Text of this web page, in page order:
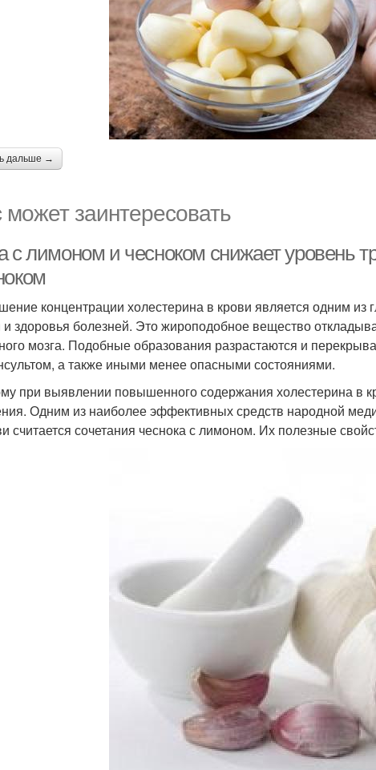
дальше →
заинтересовать
с лимоном и чесноком снижает уровень
концентрации холестерина в крови является одним из
здоровья болезней. Это жироподобное вещество
мозга. Подобные образования разрастаются и
а также иными менее опасными состояниями.
при выявлении повышенного содержания холестерина в
Одним из наиболее эффективных средств народной
считается сочетания чеснока с лимоном. Их полезные